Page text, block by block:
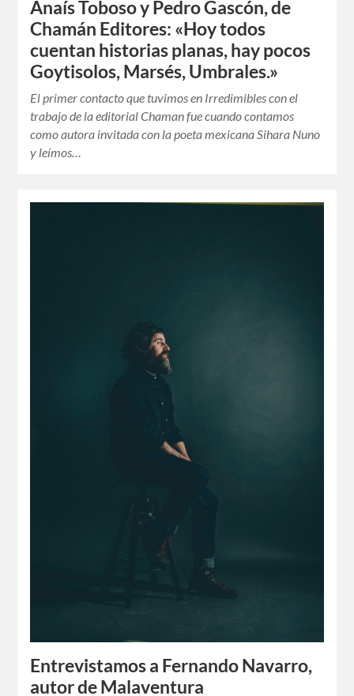
Anaís Toboso y Pedro Gascón, de
Chamán Editores: «Hoy todos
cuentan historias planas, hay pocos
Goytisolos, Marsés, Umbrales.»
El primer contacto que tuvimos en Irredimibles con el
trabajo de la editorial Chaman fue cuando contamos
como autora invitada con la poeta mexicana Sihara Nuno
y leímos…
Entrevistamos a Fernando Navarro,
autor de Malaventura